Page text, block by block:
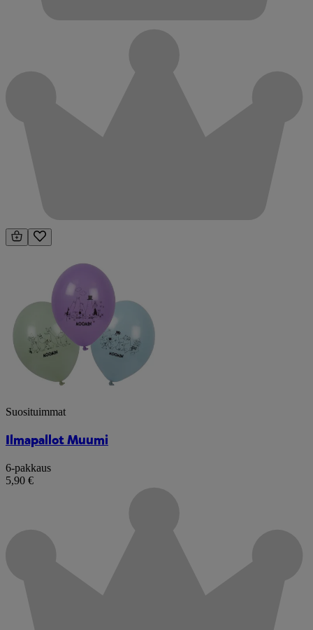
Suosituimmat
Ilmapallot Muumi
6-pakkaus
5,90 €